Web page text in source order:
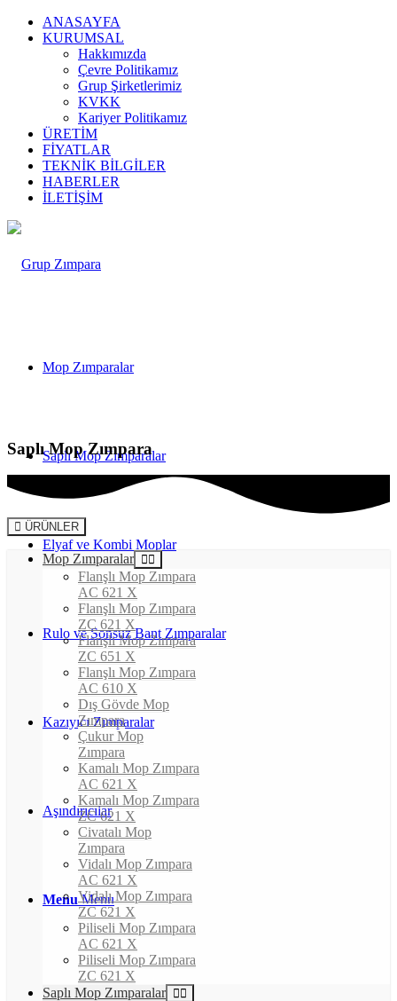
ANASAYFA
KURUMSAL
Hakkımızda
Çevre Politikamız
Grup Şirketlerimiz
KVKK
Kariyer Politikamız
ÜRETİM
FİYATLAR
TEKNİK BİLGİLER
HABERLER
İLETİŞİM
Mop Zımparalar
Saplı Mop Zımparalar
Elyaf ve Kombi Moplar
Rulo ve Sonsuz Bant Zımparalar
Kazıyıcı Zımparalar
Aşındırıcılar
Menu Menu
Saplı Mop Zımpara
ÜRÜNLER
Mop Zımparalar
Flanşlı Mop Zımpara
AC 621 X
Flanşlı Mop Zımpara
ZC 621 X
Flanşlı Mop Zımpara
ZC 651 X
Flanşlı Mop Zımpara
AC 610 X
Dış Gövde Mop
Zımpara
Çukur Mop
Zımpara
Kamalı Mop Zımpara
AC 621 X
Kamalı Mop Zımpara
ZC 621 X
Civatalı Mop
Zımpara
Vidalı Mop Zımpara
AC 621 X
Vidalı Mop Zımpara
ZC 621 X
Piliseli Mop Zımpara
AC 621 X
Piliseli Mop Zımpara
ZC 621 X
Saplı Mop Zımparalar